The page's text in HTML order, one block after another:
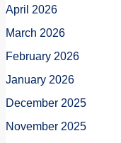
April 2026
March 2026
February 2026
January 2026
December 2025
November 2025